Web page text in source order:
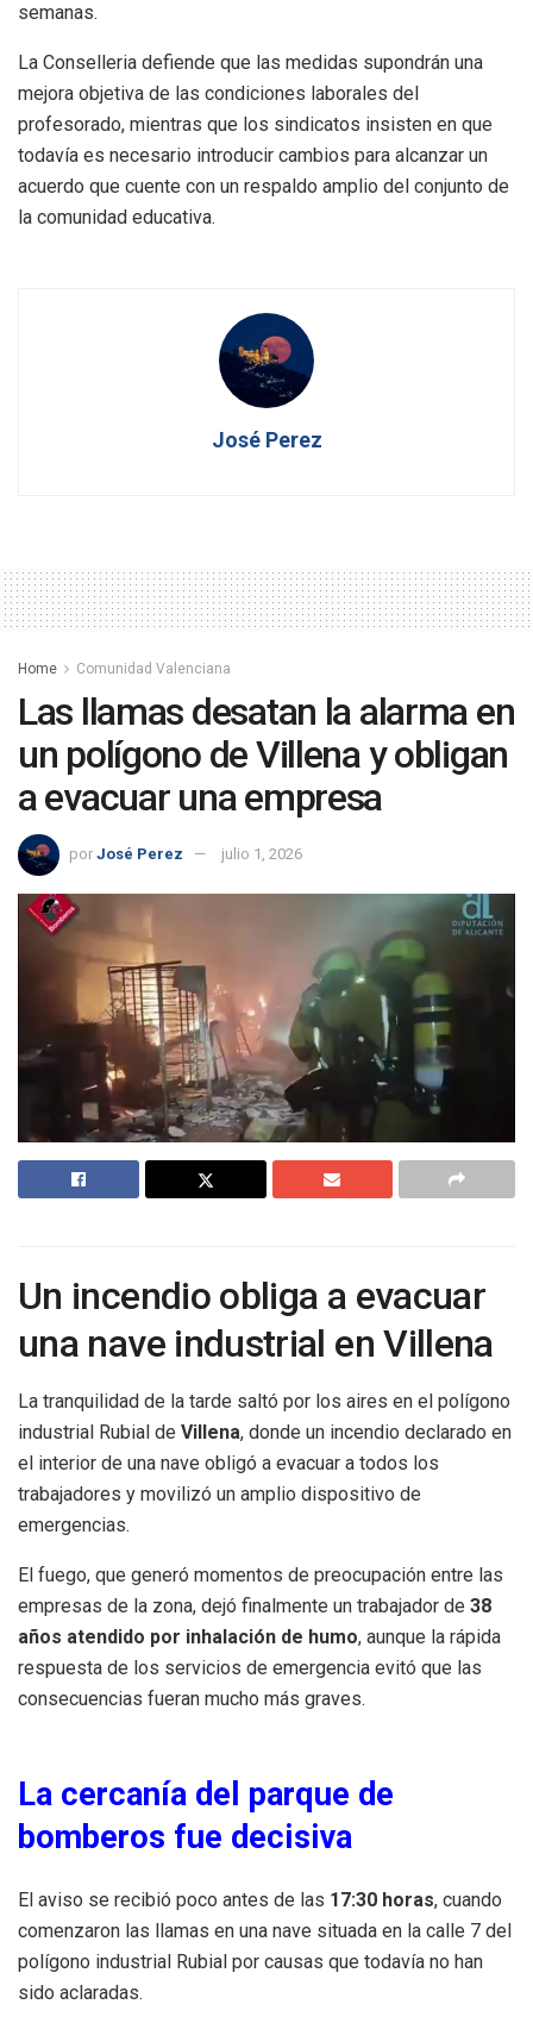
semanas.
La Conselleria defiende que las medidas supondrán una
mejora objetiva de las condiciones laborales del
profesorado, mientras que los sindicatos insisten en que
todavía es necesario introducir cambios para alcanzar un
acuerdo que cuente con un respaldo amplio del conjunto de
la comunidad educativa.
José Perez
Home Comunidad Valenciana
Las llamas desatan la alarma en
un polígono de Villena y obligan
a evacuar una empresa
por José Perez julio 1, 2026
Un incendio obliga a evacuar
una nave industrial en Villena
La tranquilidad de la tarde saltó por los aires en el polígono
industrial Rubial de Villena, donde un incendio declarado en
el interior de una nave obligó a evacuar a todos los
trabajadores y movilizó un amplio dispositivo de
emergencias.
El fuego, que generó momentos de preocupación entre las
empresas de la zona, dejó finalmente un trabajador de 38
años atendido por inhalación de humo, aunque la rápida
respuesta de los servicios de emergencia evitó que las
consecuencias fueran mucho más graves.
La cercanía del parque de
bomberos fue decisiva
El aviso se recibió poco antes de las 17:30 horas, cuando
comenzaron las llamas en una nave situada en la calle 7 del
polígono industrial Rubial por causas que todavía no han
sido aclaradas.